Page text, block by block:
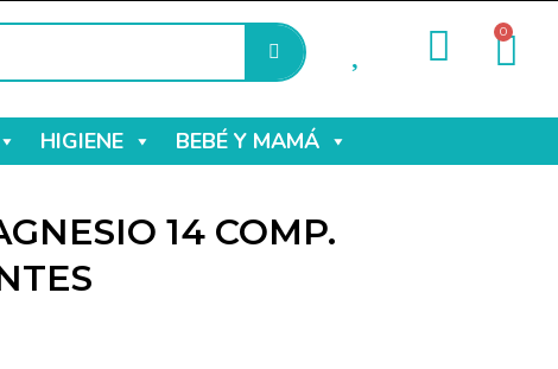
0
HIGIENE BEBÉ Y MAMÁ
14 COMP.